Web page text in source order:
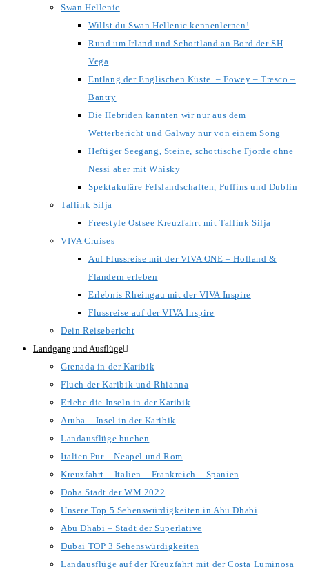
Swan Hellenic
Willst du Swan Hellenic kennenlernen!
Rund um Irland und Schottland an Bord der SH
Vega
Entlang der Englischen Küste – Fowey – Tresco –
Bantry
Die Hebriden kannten wir nur aus dem
Wetterbericht und Galway nur von einem Song
Heftiger Seegang, Steine, schottische Fjorde ohne
Nessi aber mit Whisky
Spektakuläre Felslandschaften, Puffins und Dublin
Tallink Silja
Freestyle Ostsee Kreuzfahrt mit Tallink Silja
VIVA Cruises
Auf Flussreise mit der VIVA ONE – Holland &
Flandern erleben
Erlebnis Rheingau mit der VIVA Inspire
Flussreise auf der VIVA Inspire
Dein Reisebericht
Landgang und Ausflüge
Grenada in der Karibik
Fluch der Karibik und Rhianna
Erlebe die Inseln in der Karibik
Aruba – Insel in der Karibik
Landausflüge buchen
Italien Pur – Neapel und Rom
Kreuzfahrt – Italien – Frankreich – Spanien
Doha Stadt der WM 2022
Unsere Top 5 Sehenswürdigkeiten in Abu Dhabi
Abu Dhabi – Stadt der Superlative
Dubai TOP 3 Sehenswürdigkeiten
Landausflüge auf der Kreuzfahrt mit der Costa Luminosa